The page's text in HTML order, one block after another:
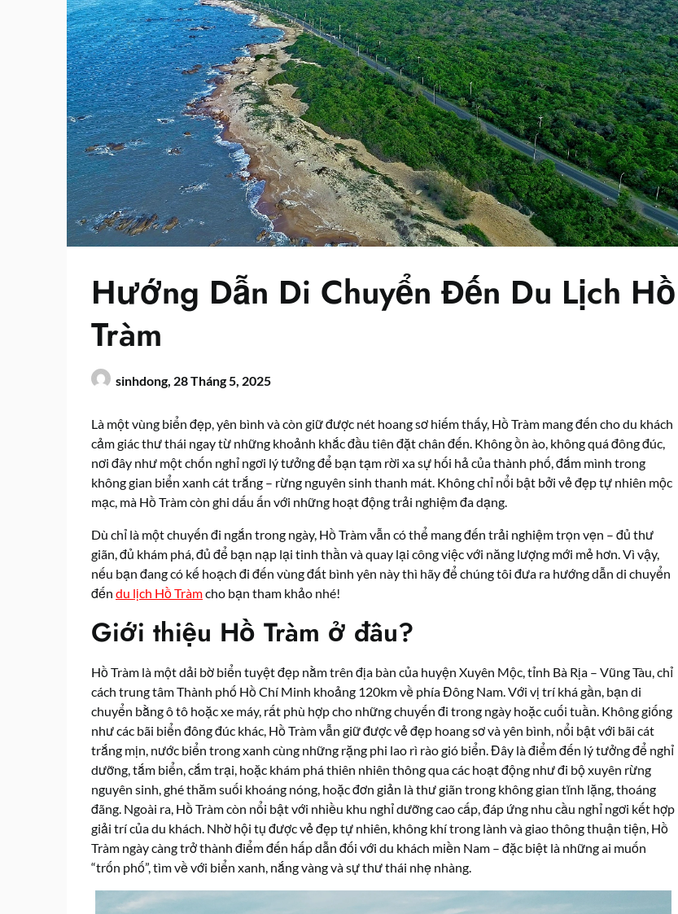
Hướng Dẫn Di Chuyển Đến Du Lịch Hồ
Tràm
sinhdong, 28 Tháng 5, 2025
Là một vùng biển đẹp, yên bình và còn giữ được nét hoang sơ hiếm thấy, Hồ Tràm mang đến cho du khách
cảm giác thư thái ngay từ những khoảnh khắc đầu tiên đặt chân đến. Không ồn ào, không quá đông đúc,
nơi đây như một chốn nghỉ ngơi lý tưởng để bạn tạm rời xa sự hối hả của thành phố, đắm mình trong
không gian biển xanh cát trắng – rừng nguyên sinh thanh mát. Không chỉ nổi bật bởi vẻ đẹp tự nhiên mộc
mạc, mà Hồ Tràm còn ghi dấu ấn với những hoạt động trải nghiệm đa dạng.
Dù chỉ là một chuyến đi ngắn trong ngày, Hồ Tràm vẫn có thể mang đến trải nghiệm trọn vẹn – đủ thư
giãn, đủ khám phá, đủ để bạn nạp lại tinh thần và quay lại công việc với năng lượng mới mẻ hơn. Vì vậy,
nếu bạn đang có kế hoạch đi đến vùng đất bình yên này thì hãy để chúng tôi đưa ra hướng dẫn di chuyển
đến du lịch Hồ Tràmcho bạn tham khảo nhé!
Giới thiệu Hồ Tràm ở đâu?
Hồ Tràm là một dải bờ biển tuyệt đẹp nằm trên địa bàn của huyện Xuyên Mộc, tỉnh Bà Rịa – Vũng Tàu, chỉ
cách trung tâm Thành phố Hồ Chí Minh khoảng 120km về phía Đông Nam. Với vị trí khá gần, bạn di
chuyển bằng ô tô hoặc xe máy, rất phù hợp cho những chuyến đi trong ngày hoặc cuối tuần. Không giống
như các bãi biển đông đúc khác, Hồ Tràm vẫn giữ được vẻ đẹp hoang sơ và yên bình, nổi bật với bãi cát
trắng mịn, nước biển trong xanh cùng những rặng phi lao rì rào gió biển. Đây là điểm đến lý tưởng để nghỉ
dưỡng, tắm biển, cắm trại, hoặc khám phá thiên nhiên thông qua các hoạt động như đi bộ xuyên rừng
nguyên sinh, ghé thăm suối khoáng nóng, hoặc đơn giản là thư giãn trong không gian tĩnh lặng, thoáng
đãng. Ngoài ra, Hồ Tràm còn nổi bật với nhiều khu nghỉ dưỡng cao cấp, đáp ứng nhu cầu nghỉ ngơi kết hợp
giải trí của du khách. Nhờ hội tụ được vẻ đẹp tự nhiên, không khí trong lành và giao thông thuận tiện, Hồ
Tràm ngày càng trở thành điểm đến hấp dẫn đối với du khách miền Nam – đặc biệt là những ai muốn
“trốn phố”, tìm về với biển xanh, nắng vàng và sự thư thái nhẹ nhàng.